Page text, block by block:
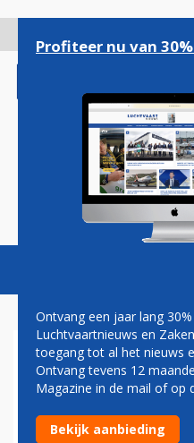
gaan
Magazine
CHINA
UIT IN
LIJNDIENST
Profiteer nu van
Ontvang een jaar lang
Luchtvaartnieuws en
toegang tot al het nieuws
Ontvang tevens 12
Magazine in de mail of op
Bekijk aanbieding